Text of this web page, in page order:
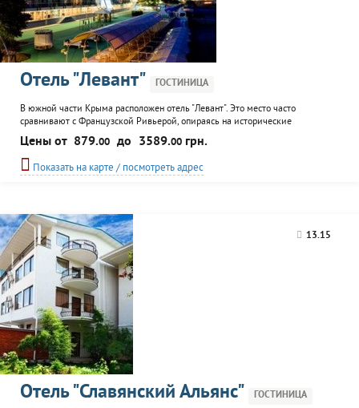
Отель "Левант" ГОСТИНИЦА
В южной части Крыма расположен отель "Левант". Это место часто
сравнивают с Французской Ривьерой, опираясь на исторические
значимости, обилие развлечений. Из номеров отеля открывается чудесный
вид на море. Все номера оснащены системой индивидуального отопления и
кондиционирования, что создает комфорт для гостя. К услугам
отдыхающих: прокат спортинвентаря, детский городок, услуги няни...
Цены от 879.00 до 3589.00 грн.
Показать на карте / посмотреть адрес
13.15
Отель "Славянский Альянс" ГОСТИНИЦА